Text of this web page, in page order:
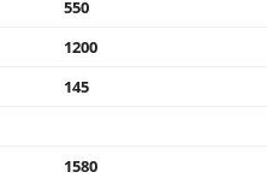
550
1200
145
1580